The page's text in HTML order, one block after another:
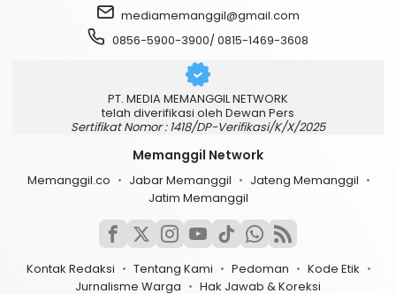
mediamemanggil@gmail.com
0856-5900-3900/ 0815-1469-3608
PT. MEDIA MEMANGGIL NETWORK
telah diverifikasi oleh Dewan Pers
Sertifikat Nomor : 1418/DP-Verifikasi/K/X/2025
Memanggil Network
Memanggil.co Jabar Memanggil
Jateng Memanggil
Jatim Memanggil
Kontak Redaksi Tentang Kami Pedoman
Kode Etik
Jurnalisme Warga
Hak Jawab & Koreksi